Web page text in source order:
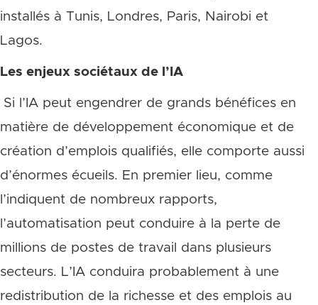
installés à Tunis, Londres, Paris, Nairobi et
Lagos.
Les enjeux sociétaux de l’IA
Si l’IA peut engendrer de grands bénéfices en
matière de développement économique et de
création d’emplois qualifiés, elle comporte aussi
d’énormes écueils. En premier lieu, comme
l’indiquent de nombreux rapports,
l’automatisation peut conduire à la perte de
millions de postes de travail dans plusieurs
secteurs. L’IA conduira probablement à une
redistribution de la richesse et des emplois au